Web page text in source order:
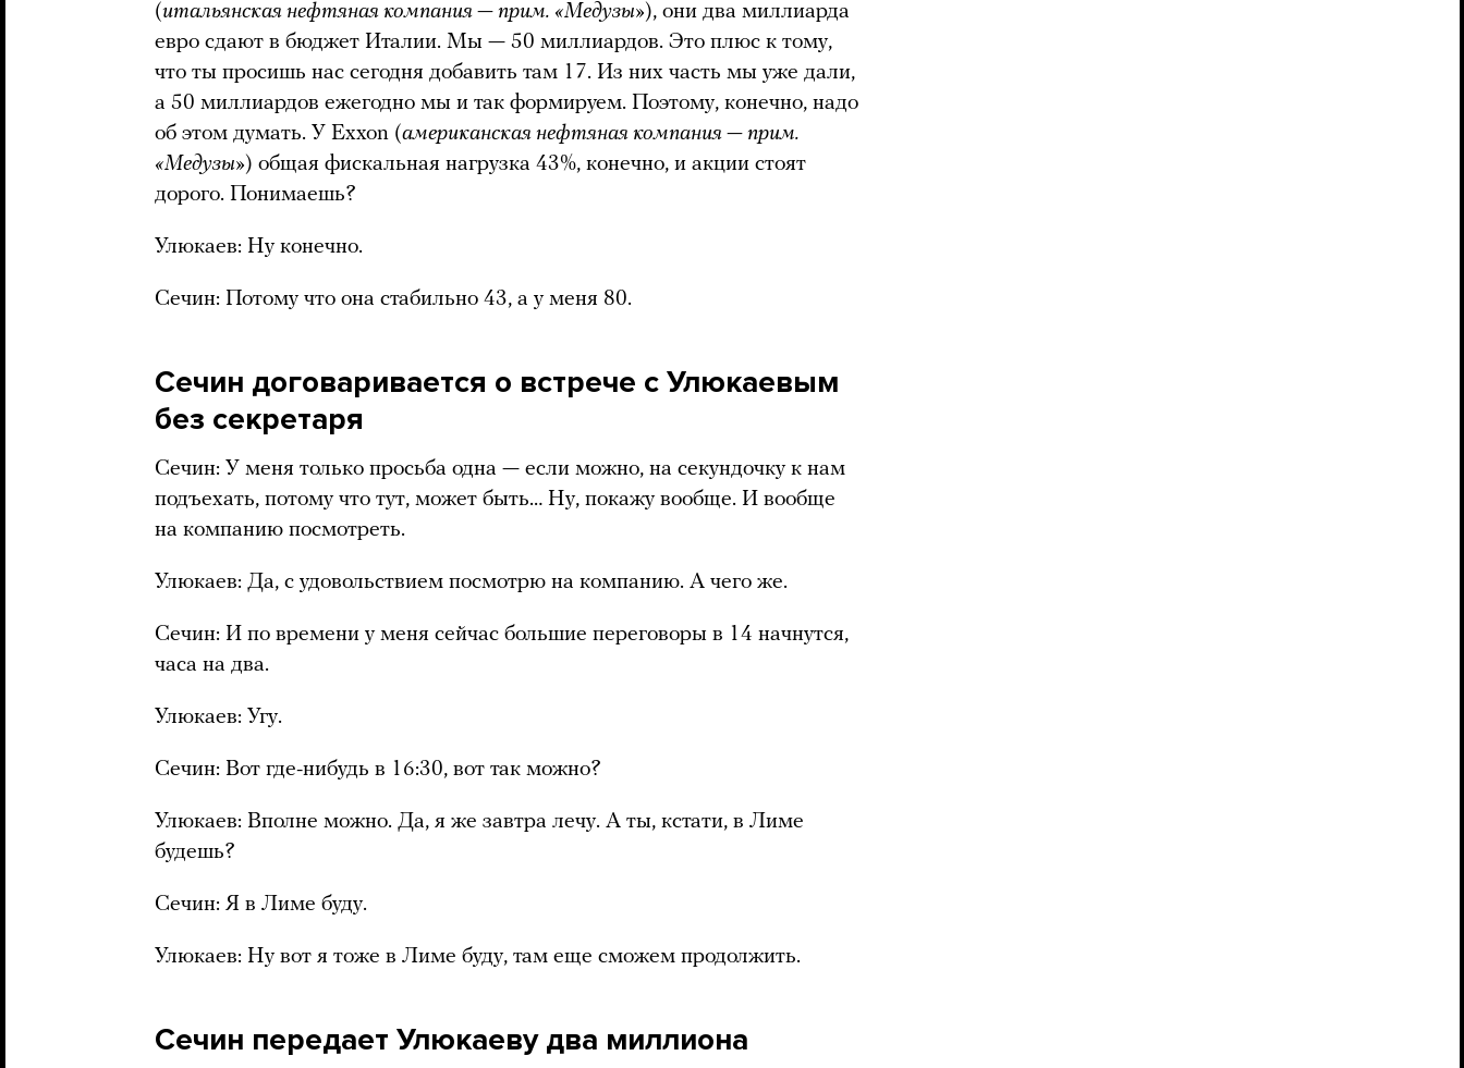
(итальянская нефтяная компания — прим. «Медузы»), они два миллиарда
евро сдают в бюджет Италии. Мы — 50 миллиардов. Это плюс к тому,
что ты просишь нас сегодня добавить там 17. Из них часть мы уже дали,
а 50 миллиардов ежегодно мы и так формируем. Поэтому, конечно, надо
об этом думать. У Exxon (американская нефтяная компания — прим.
«Медузы») общая фискальная нагрузка 43%, конечно, и акции стоят
дорого. Понимаешь?
Улюкаев: Ну конечно.
Сечин: Потому что она стабильно 43, а у меня 80.
Сечин договаривается о встрече с Улюкаевым
без секретаря
Сечин: У меня только просьба одна — если можно, на секундочку к нам
подъехать, потому что тут, может быть… Ну, покажу вообще. И вообще
на компанию посмотреть.
Улюкаев: Да, с удовольствием посмотрю на компанию. А чего же.
Сечин: И по времени у меня сейчас большие переговоры в 14 начнутся,
часа на два.
Улюкаев: Угу.
Сечин: Вот где-нибудь в 16:30, вот так можно?
Улюкаев: Вполне можно. Да, я же завтра лечу. А ты, кстати, в Лиме
будешь?
Сечин: Я в Лиме буду.
Улюкаев: Ну вот я тоже в Лиме буду, там еще сможем продолжить.
Сечин передает Улюкаеву два миллиона